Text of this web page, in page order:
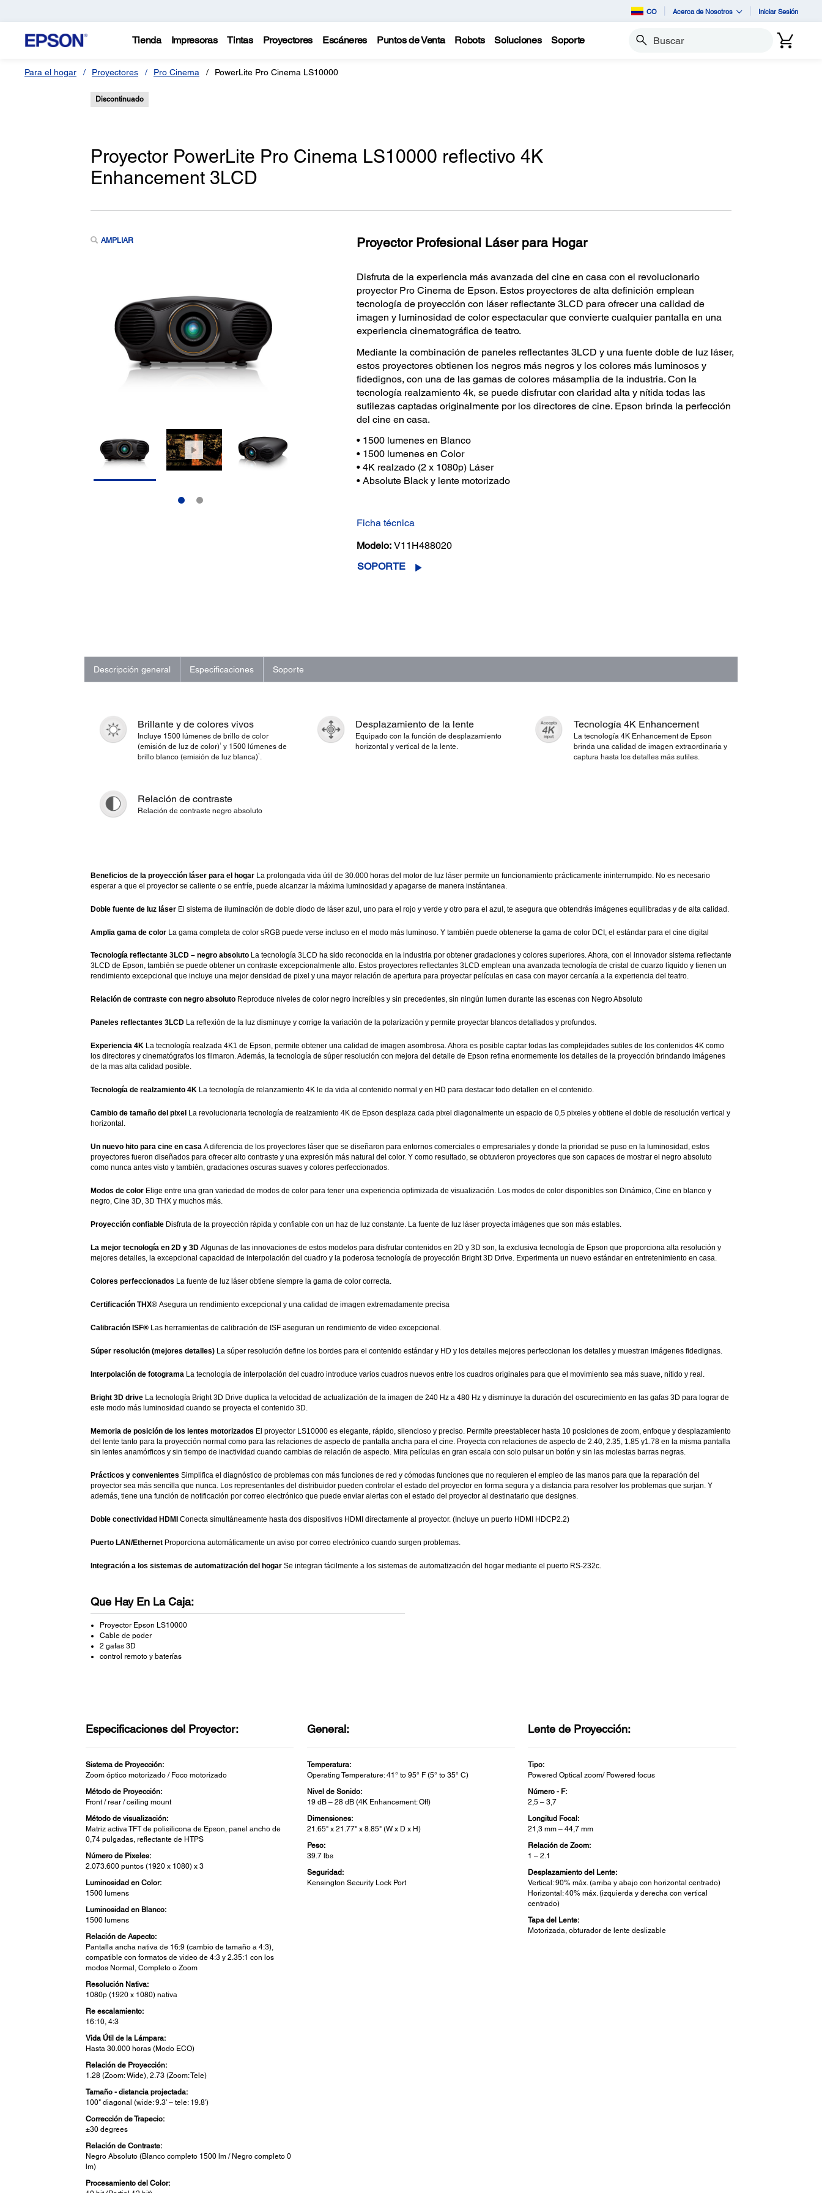
CO Acerca de Nosotros Iniciar Sesión
Tienda Impresoras Tintas Proyectores Escáneres Puntos de Venta Robots Soluciones Soporte Buscar
Para el hogar Proyectores Pro Cinema PowerLite Pro Cinema LS10000
Discontinuado
Proyector PowerLite Pro Cinema LS10000 reflectivo 4K
Enhancement 3LCD
AMPLIAR Proyector Profesional Láser para Hogar
Disfruta de la experiencia más avanzada del cine en casa con el revolucionario
proyector Pro Cinema de Epson. Estos proyectores de alta definición emplean
tecnología de proyección con láser reflectante 3LCD para ofrecer una calidad de
imagen y luminosidad de color espectacular que convierte cualquier pantalla en una
experiencia cinematográfica de teatro.
Mediante la combinación de paneles reflectantes 3LCD y una fuente doble de luz láser,
estos proyectores obtienen los negros más negros y los colores más luminosos y
fidedignos, con una de las gamas de colores másamplia de la industria. Con la
tecnología realzamiento 4k, se puede disfrutar con claridad alta y nítida todas las
sutilezas captadas originalmente por los directores de cine. Epson brinda la perfección
del cine en casa.
• 1500 lumenes en Blanco
• 1500 lumenes en Color
• 4K realzado (2 x 1080p) Láser
• Absolute Black y lente motorizado
Ficha técnica
Modelo: V11H488020
SOPORTE
Descripción general Especificaciones Soporte
Brillante y de colores vivos
Incluye 1500 lúmenes de brillo de color
(emisión de luz de color)1
y 1500 lúmenes de
brillo blanco (emisión de luz blanca)1 .
Desplazamiento de la lente
Equipado con la función de desplazamiento
horizontal y vertical de la lente.
Tecnología 4K Enhancement
La tecnología 4K Enhancement de Epson
brinda una calidad de imagen extraordinaria y
captura hasta los detalles más sutiles.
Relación de contraste
Relación de contraste negro absoluto
Beneficios de la proyección láser para el hogar La prolongada vida útil de 30.000 horas del motor de luz láser permite un funcionamiento prácticamente ininterrumpido. No es necesario
esperar a que el proyector se caliente o se enfríe, puede alcanzar la máxima luminosidad y apagarse de manera instántanea.
Doble fuente de luz láser El sistema de iluminación de doble diodo de láser azul, uno para el rojo y verde y otro para el azul, te asegura que obtendrás imágenes equilibradas y de alta calidad.
Amplia gama de color La gama completa de color sRGB puede verse incluso en el modo más luminoso. Y también puede obtenerse la gama de color DCI, el estándar para el cine digital
Tecnología reflectante 3LCD – negro absoluto La tecnología 3LCD ha sido reconocida en la industria por obtener gradaciones y colores superiores. Ahora, con el innovador sistema reflectante
3LCD de Epson, también se puede obtener un contraste excepcionalmente alto. Estos proyectores reflectantes 3LCD emplean una avanzada tecnología de cristal de cuarzo líquido y tienen un
rendimiento excepcional que incluye una mejor densidad de pixel y una mayor relación de apertura para proyectar películas en casa con mayor cercanía a la experiencia del teatro.
Relación de contraste con negro absoluto Reproduce niveles de color negro increíbles y sin precedentes, sin ningún lumen durante las escenas con Negro Absoluto
Paneles reflectantes 3LCD La reflexión de la luz disminuye y corrige la variación de la polarización y permite proyectar blancos detallados y profundos.
Experiencia 4K La tecnología realzada 4K1 de Epson, permite obtener una calidad de imagen asombrosa. Ahora es posible captar todas las complejidades sutiles de los contenidos 4K como
los directores y cinematógrafos los filmaron. Además, la tecnología de súper resolución con mejora del detalle de Epson refina enormemente los detalles de la proyección brindando imágenes
de la mas alta calidad posible.
Tecnología de realzamiento 4K La tecnología de relanzamiento 4K le da vida al contenido normal y en HD para destacar todo detallen en el contenido.
Cambio de tamaño del pixel La revolucionaria tecnología de realzamiento 4K de Epson desplaza cada pixel diagonalmente un espacio de 0,5 pixeles y obtiene el doble de resolución vertical y
horizontal.
Un nuevo hito para cine en casa A diferencia de los proyectores láser que se diseñaron para entornos comerciales o empresariales y donde la prioridad se puso en la luminosidad, estos
proyectores fueron diseñados para ofrecer alto contraste y una expresión más natural del color. Y como resultado, se obtuvieron proyectores que son capaces de mostrar el negro absoluto
como nunca antes visto y también, gradaciones oscuras suaves y colores perfeccionados.
Modos de color Elige entre una gran variedad de modos de color para tener una experiencia optimizada de visualización. Los modos de color disponibles son Dinámico, Cine en blanco y
negro, Cine 3D, 3D THX y muchos más.
Proyección confiable Disfruta de la proyección rápida y confiable con un haz de luz constante. La fuente de luz láser proyecta imágenes que son más estables.
La mejor tecnología en 2D y 3D Algunas de las innovaciones de estos modelos para disfrutar contenidos en 2D y 3D son, la exclusiva tecnología de Epson que proporciona alta resolución y
mejores detalles, la excepcional capacidad de interpolación del cuadro y la poderosa tecnología de proyección Bright 3D Drive. Experimenta un nuevo estándar en entretenimiento en casa.
Colores perfeccionados La fuente de luz láser obtiene siempre la gama de color correcta.
Certificación THX® Asegura un rendimiento excepcional y una calidad de imagen extremadamente precisa
Calibración ISF® Las herramientas de calibración de ISF aseguran un rendimiento de video excepcional.
Súper resolución (mejores detalles) La súper resolución define los bordes para el contenido estándar y HD y los detalles mejores perfeccionan los detalles y muestran imágenes fidedignas.
Interpolación de fotograma La tecnología de interpolación del cuadro introduce varios cuadros nuevos entre los cuadros originales para que el movimiento sea más suave, nítido y real.
Bright 3D drive La tecnología Bright 3D Drive duplica la velocidad de actualización de la imagen de 240 Hz a 480 Hz y disminuye la duración del oscurecimiento en las gafas 3D para lograr de
este modo más luminosidad cuando se proyecta el contenido 3D.
Memoria de posición de los lentes motorizados El proyector LS10000 es elegante, rápido, silencioso y preciso. Permite preestablecer hasta 10 posiciones de zoom, enfoque y desplazamiento
del lente tanto para la proyección normal como para las relaciones de aspecto de pantalla ancha para el cine. Proyecta con relaciones de aspecto de 2.40, 2.35, 1.85 y1.78 en la misma pantalla
sin lentes anamórficos y sin tiempo de inactividad cuando cambias de relación de aspecto. Mira películas en gran escala con solo pulsar un botón y sin las molestas barras negras.
Prácticos y convenientes Simplifica el diagnóstico de problemas con más funciones de red y cómodas funciones que no requieren el empleo de las manos para que la reparación del
proyector sea más sencilla que nunca. Los representantes del distribuidor pueden controlar el estado del proyector en forma segura y a distancia para resolver los problemas que surjan. Y
además, tiene una función de notificación por correo electrónico que puede enviar alertas con el estado del proyector al destinatario que designes.
Doble conectividad HDMI Conecta simultáneamente hasta dos dispositivos HDMI directamente al proyector. (Incluye un puerto HDMI HDCP2.2)
Puerto LAN/Ethernet Proporciona automáticamente un aviso por correo electrónico cuando surgen problemas.
Integración a los sistemas de automatización del hogar Se integran fácilmente a los sistemas de automatización del hogar mediante el puerto RS-232c.
Que Hay En La Caja:
Proyector Epson LS10000
Cable de poder
2 gafas 3D
control remoto y baterías
Especificaciones del Proyector:
Sistema de Proyección:
Zoom óptico motorizado / Foco motorizado
Método de Proyección:
Front / rear / ceiling mount
Método de visualización:
Matriz activa TFT de polisilicona de Epson, panel ancho de
0,74 pulgadas, reflectante de HTPS
Número de Pixeles:
2.073.600 puntos (1920 x 1080) x 3
Luminosidad en Color:
1500 lumens
Luminosidad en Blanco:
1500 lumens
Relación de Aspecto:
Pantalla ancha nativa de 16:9 (cambio de tamaño a 4:3),
compatible con formatos de video de 4:3 y 2.35:1 con los
modos Normal, Completo o Zoom
Resolución Nativa:
1080p (1920 x 1080) nativa
Re escalamiento:
16:10, 4:3
Vida Útil de la Lámpara:
Hasta 30.000 horas (Modo ECO)
Relación de Proyección:
1.28 (Zoom: Wide), 2.73 (Zoom: Tele)
Tamaño - distancia projectada:
100" diagonal (wide: 9.3' – tele: 19.8')
Corrección de Trapecio:
±30 degrees
Relación de Contraste:
Negro Absoluto (Blanco completo 1500 lm / Negro completo 0
lm)
Procesamiento del Color:
General:
Temperatura:
Operating Temperature: 41° to 95° F (5° to 35° C)
Nivel de Sonido:
19 dB – 28 dB (4K Enhancement: Off)
Dimensiones:
21.65" x 21.77" x 8.85" (W x D x H)
Peso:
39.7 lbs
Seguridad:
Kensington Security Lock Port
Lente de Proyección:
Tipo:
Powered Optical zoom/ Powered focus
Número - F:
2,5 – 3,7
Longitud Focal:
21,3 mm – 44,7 mm
Relación de Zoom:
1 – 2.1
Desplazamiento del Lente:
Vertical: 90% máx. (arriba y abajo con horizontal centrado)
Horizontal: 40% máx. (izquierda y derecha con vertical
centrado)
Tapa del Lente:
Motorizada, obturador de lente deslizable